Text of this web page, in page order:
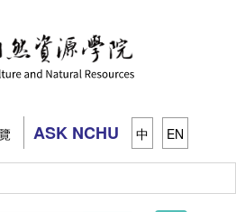
ASK NCHU 中 EN